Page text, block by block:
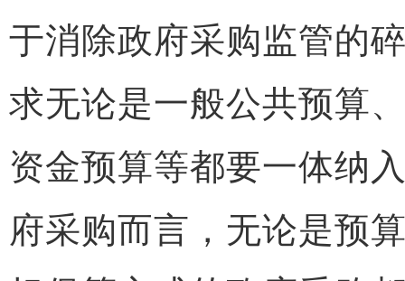
于消除政府采购监管的
求无论是一般公共预算
资金预算等都要一体纳
府采购而言，无论是预